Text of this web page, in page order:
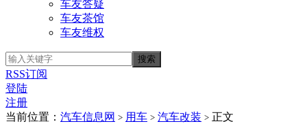
车友答疑
车友茶馆
车友维权
RSS订阅
登陆
注册
当前位置： 汽车信息网 > 用车 > 汽车改装 > 正文